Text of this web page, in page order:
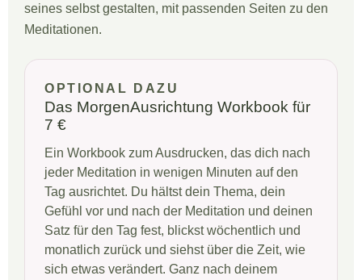
seines selbst gestalten, mit passenden Seiten zu den
Meditationen.
OPTIONAL DAZU
Das MorgenAusrichtung Workbook für
7 €
Ein Workbook zum Ausdrucken, das dich nach
jeder Meditation in wenigen Minuten auf den
Tag ausrichtet. Du hältst dein Thema, dein
Gefühl vor und nach der Meditation und deinen
Satz für den Tag fest, blickst wöchentlich und
monatlich zurück und siehst über die Zeit, wie
sich etwas verändert. Ganz nach deinem